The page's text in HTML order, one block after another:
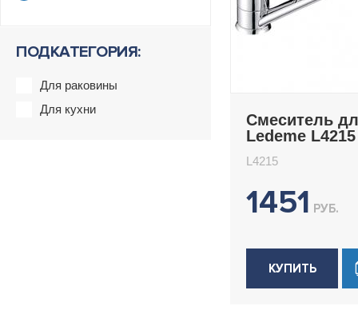
ПОДКАТЕГОРИЯ:
Для раковины
Для кухни
Смеситель
Ledeme L4215
L4215
1451 РУБ.
КУПИТЬ